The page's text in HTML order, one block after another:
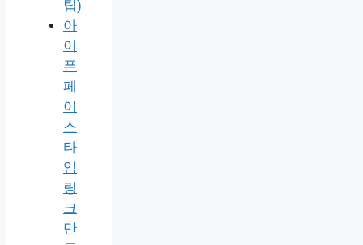
팁)
아
이
폰
페
이
스
타
임
링
크
만